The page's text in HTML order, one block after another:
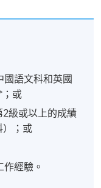
國語文科和英國
；或
級或以上的成績
）；或
經驗。